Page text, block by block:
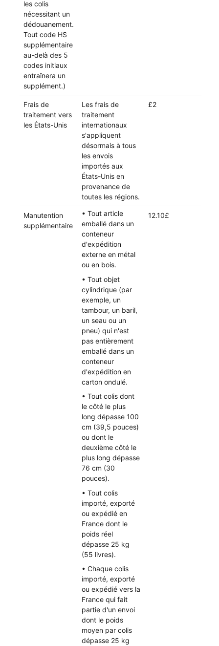
les colis
nécessitant un
dédouanement.
Tout code HS
supplémentaire
au-delà des 5
codes initiaux
entraînera un
supplément.)
Frais de
traitement vers
les États-Unis
Les frais de
traitement
internationaux
s'appliquent
désormais à tous
les envois
importés aux
États-Unis en
provenance de
toutes les régions.
£2
Manutention
supplémentaire
• Tout article
emballé dans un
conteneur
d'expédition
externe en métal
ou en bois.
• Tout objet
cylindrique (par
exemple, un
tambour, un baril,
un seau ou un
pneu) qui n'est
pas entièrement
emballé dans un
conteneur
d'expédition en
carton ondulé.
• Tout colis dont
le côté le plus
long dépasse 100
cm (39,5 pouces)
ou dont le
deuxième côté le
plus long dépasse
76 cm (30
pouces).
• Tout colis
importé, exporté
ou expédié en
France dont le
poids réel
dépasse 25 kg
(55 livres).
• Chaque colis
importé, exporté
ou expédié vers la
France qui fait
partie d'un envoi
dont le poids
moyen par colis
dépasse 25 kg
12.10£